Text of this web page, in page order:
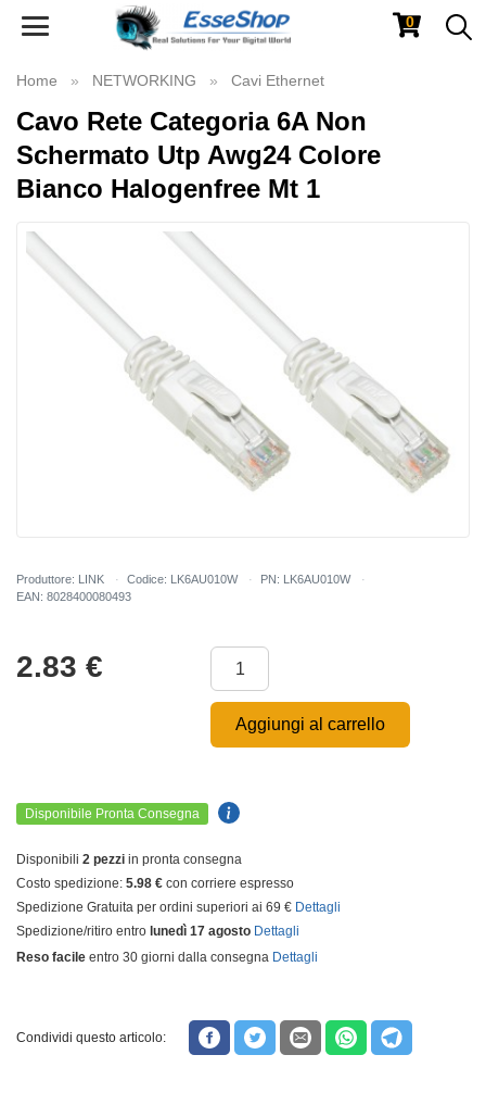
Toggle
0
Home NETWORKING Cavi Ethernet
Cavo Rete Categoria 6A Non
Schermato Utp Awg24 Colore
Bianco Halogenfree Mt 1
Produttore: LINK Codice: LK6AU010W
PN: LK6AU010W
EAN: 8028400080493
2.83 €
Aggiungi al carrello
Disponibile Pronta Consegna
Disponibili 2 pezzi in pronta consegna
Costo spedizione: 5.98 € con corriere espresso
Spedizione Gratuita per ordini superiori ai 69 € Dettagli
Spedizione/ritiro entro lunedì 17 agosto Dettagli
Reso facile entro 30 giorni dalla consegna Dettagli
Condividi questo articolo: